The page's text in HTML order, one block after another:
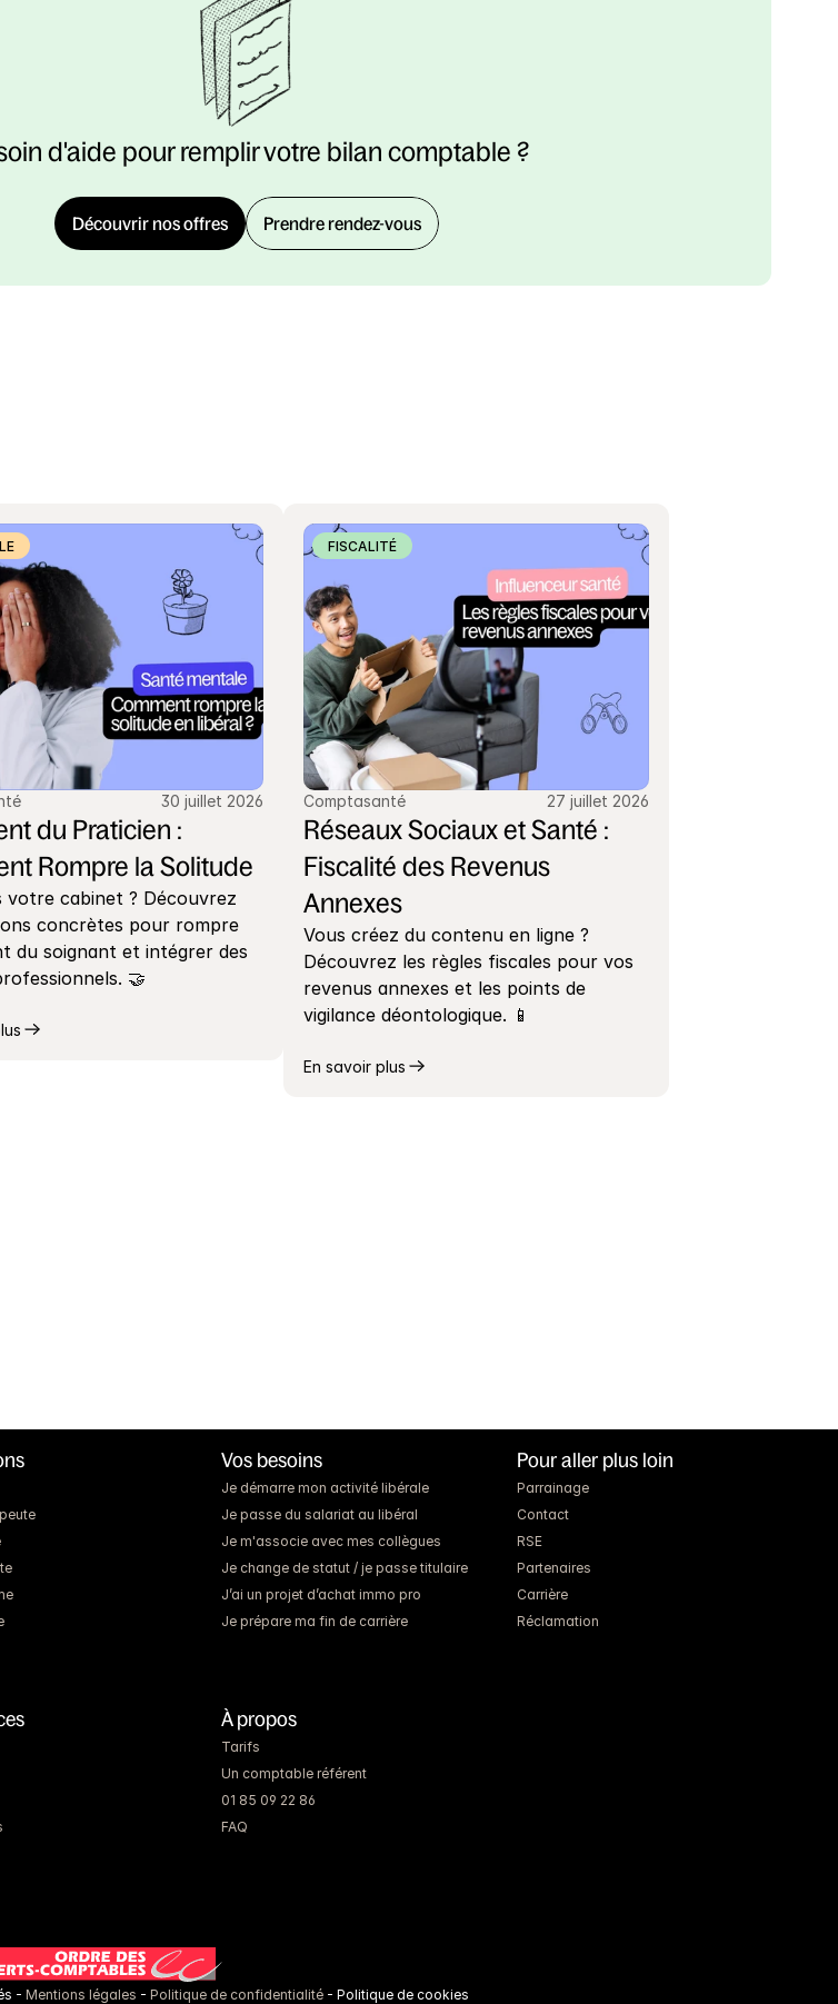
d'aide pour remplir votre bilan comptable ?
Découvrir nos offres Prendre rendez-vous
30 juillet 2026
du Praticien :
Rompre la Solitude
votre cabinet ? Découvrez
concrètes pour rompre
du soignant et intégrer des
🤝
FISCALITÉ
Comptasanté 27 juillet 2026
Réseaux Sociaux et Santé :
Fiscalité des Revenus
Annexes
Vous créez du contenu en ligne ?
Découvrez les règles fiscales pour vos
revenus annexes et les points de
vigilance déontologique. 📱
En savoir plus
Vos besoins
Je démarre mon activité libérale
Je passe du salariat au libéral
Je m'associe avec mes collègues
Je change de statut / je passe titulaire
J’ai un projet d’achat immo pro
Je prépare ma fin de carrière
Pour aller plus loin
Parrainage
Contact
RSE
Partenaires
Carrière
Réclamation
À propos
Tarifs
Un comptable référent
01 85 09 22 86
FAQ
- Mentions légales - Politique de confidentialité - Politique de cookies